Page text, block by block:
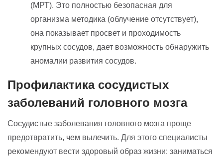
(МРТ). Это полностью безопасная для
организма методика (облучение отсутствует),
она показывает просвет и проходимость
крупных сосудов, дает возможность обнаружить
аномалии развития сосудов.
Профилактика сосудистых
заболеваний головного мозга
Сосудистые заболевания головного мозга проще
предотвратить, чем вылечить. Для этого специалисты
рекомендуют вести здоровый образ жизни: заниматься